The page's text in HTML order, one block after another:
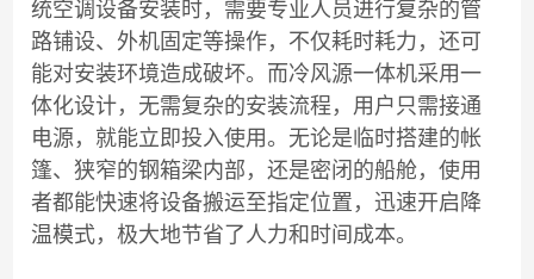
统空调设备安装时，需要专业人员进行复杂的管
路铺设、外机固定等操作，不仅耗时耗力，还可
能对安装环境造成破坏。而冷风源一体机采用一
体化设计，无需复杂的安装流程，用户只需接通
电源，就能立即投入使用。无论是临时搭建的帐
篷、狭窄的钢箱梁内部，还是密闭的船舱，使用
者都能快速将设备搬运至指定位置，迅速开启降
温模式，极大地节省了人力和时间成本。